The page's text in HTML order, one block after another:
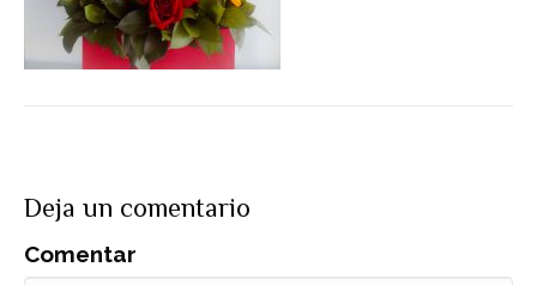
Deja un comentario
Comentar